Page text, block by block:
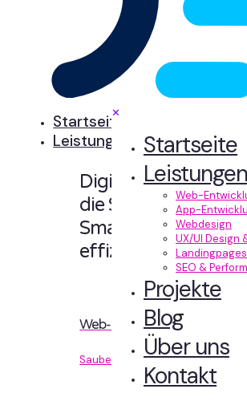
✕
Startseite
Leistungen
Web-
App-
Webdesign
UX/UI Design
SEO &
Projekte
Blog
Über uns
Kontakt
Startseite
Leistungen
Digitale Erlebnisse,
die Sinn machen.
Smart designt und
effizient entwickelt.
Web-Entwicklung
Sauberer Code, der performt.